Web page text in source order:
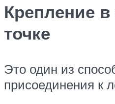
Крепление
точке
Это один из
присоединения к